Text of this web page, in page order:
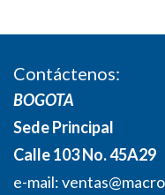
Contáctenos:
BOGOTA
Sede Principal
Calle 103 No. 45A29
e-mail: